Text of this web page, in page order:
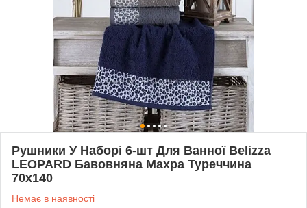
Рушники У Наборі 6-шт Для Ванної Belizza
LEOPARD Бавовняна Махра Туреччина
70x140
Немає в наявності